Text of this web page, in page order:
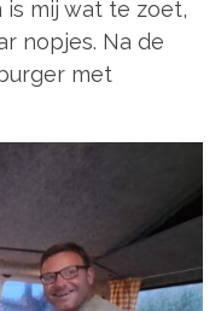
is mij wat te zoet,
nopjes. Na de
met